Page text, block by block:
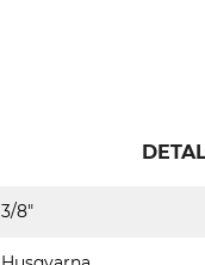
3/8"